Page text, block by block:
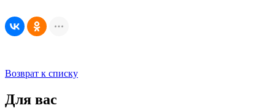
Возврат к списку
Для вас